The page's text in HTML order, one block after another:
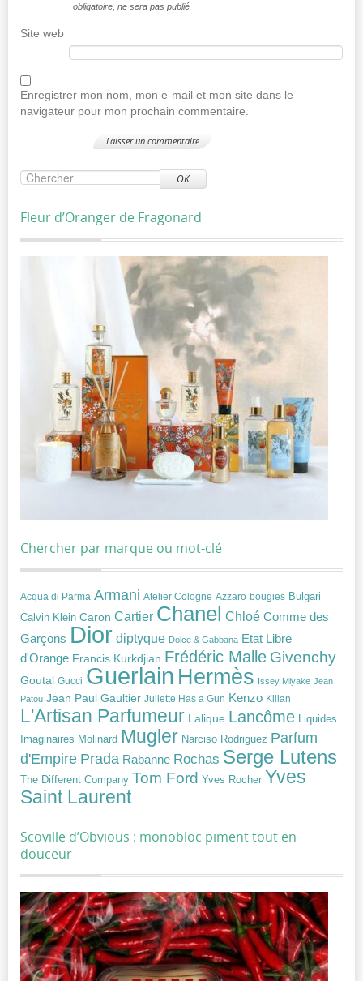
obligatoire , ne sera pas publié
Site web
Enregistrer mon nom, mon e-mail et mon site dans le
navigateur pour mon prochain commentaire.
OK
Fleur d’Oranger de Fragonard
Chercher par marque ou mot-clé
Acqua di Parma Armani Atelier Cologne Azzaro bougies Bulgari
Calvin Klein Caron Cartier Chanel Chloé Comme des
Garçons Dior diptyque Dolce & Gabbana Etat Libre
d'Orange Francis Kurkdjian Frédéric Malle Givenchy
Goutal Gucci Guerlain Hermès Issey Miyake Jean
Patou Jean Paul Gaultier Juliette Has a Gun Kenzo Kilian
L'Artisan Parfumeur Lalique Lancôme Liquides
Imaginaires Molinard Mugler Narciso Rodriguez Parfum
d'Empire Prada Rabanne Rochas Serge Lutens
The Different Company Tom Ford Yves Rocher Yves
Saint Laurent
Scoville d’Obvious : monobloc piment tout en
douceur